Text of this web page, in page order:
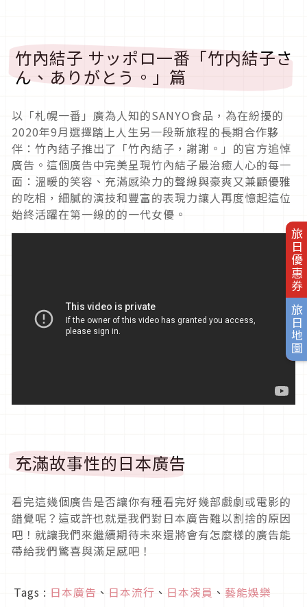
旅日優惠券
旅日地圖
竹內結子 サッポロ一番「竹内結子さ
ん、ありがとう。」篇
以「札幌一番」廣為人知的SANYO食品，為在紛擾的
2020年9月選擇踏上人生另一段新旅程的長期合作夥
伴：竹內結子推出了「竹內結子，謝謝。」的官方追悼
廣告。這個廣告中完美呈現竹內結子最治癒人心的每一
面：溫暖的笑容、充滿感染力的聲線與豪爽又兼顧優雅
的吃相，細膩的演技和豐富的表現力讓人再度憶起這位
始終活躍在第一線的的一代女優。
充滿故事性的日本廣告
看完這幾個廣告是否讓你有種看完好幾部戲劇或電影的
錯覺呢？這或許也就是我們對日本廣告難以割捨的原因
吧！就讓我們來繼續期待未來還將會有怎麼樣的廣告能
帶給我們驚喜與滿足感吧！
Tags : 日本廣告 、 日本流行 、 日本演員 、 藝能娛樂